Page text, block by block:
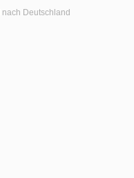
nach Deutschland